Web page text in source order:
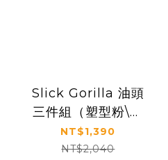
Slick Gorilla 油頭
三件組（塑型粉\凝
土髮油\海鹽噴霧）
NT$1,390
NT$2,040